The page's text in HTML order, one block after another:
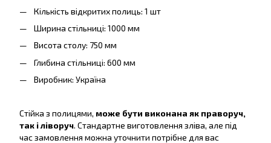
Кількість відкритих полиць: 1 шт
Ширина стільниці: 1000 мм
Висота столу: 750 мм
Глибина стільниці: 600 мм
Виробник: Україна
Стійка з полицями, може бути виконана як праворуч,
так і ліворуч. Стандартне виготовлення зліва, але під
час замовлення можна уточнити потрібне для вас